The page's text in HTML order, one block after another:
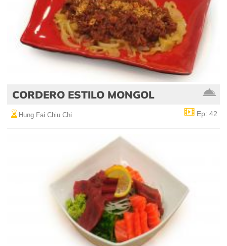
CORDERO ESTILO MONGOL
Hung Fai Chiu Chi Ep: 42